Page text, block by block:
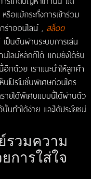
รือแม้กระทั่งการเข้าร่วม
ร่าออนไลน์ , สล็อต
ป็นต้นผ่านระบบการเล่น
นไลน์หลักก็ได้ แถมยังได้รับ
ด้วย เราแนะนำให้ลูกค้า
โปรโมชั่นพิเศษก่อนใคร
ายได้พิเศษแบบนี้ได้ผ่านตัว
ทำได้ง่าย และได้ประโยชน์
รวมความ
การใส่ใจ